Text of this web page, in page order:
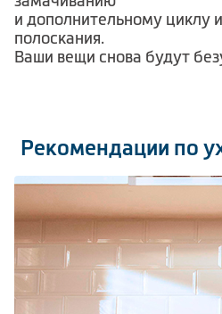
и дополнительному циклу
полоскания.
Ваши вещи снова будут
Рекомендации по